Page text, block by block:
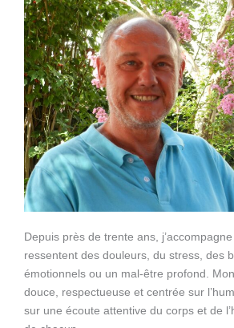
Depuis près de trente ans,
ressentent des douleurs, du stress, des
émotionnels ou un mal-être profond.
douce, respectueuse et centrée sur
sur une écoute attentive du corps et de